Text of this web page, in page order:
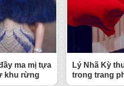
ma mị tựa
khu rừng
Lý Nhã Kỳ
trong trang